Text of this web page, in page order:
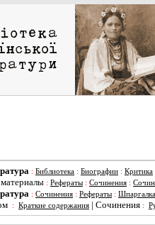
: Библиотека : Биографии : Критика
: Рефераты : Сочинения :
: Сочинения : Рефераты : Шпаргалка
: Краткие содержания | Сочинения :